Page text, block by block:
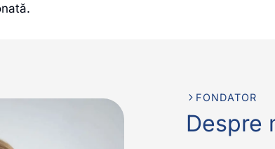
FONDATOR
Despre